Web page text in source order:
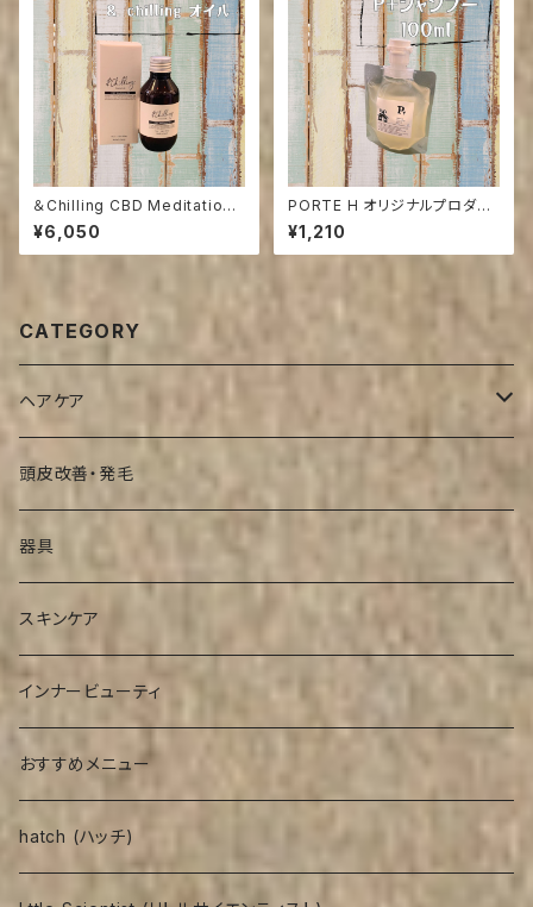
＆Chilling CBD Meditation
トータルオイルトリートメント
¥6,050
PORTE H オリジナルプロダク
ツP+シャンプー 100g
¥1,210
CATEGORY
ヘアケア
シャンプー
インバストリートメント
アウトバストリートメント
頭皮改善・発毛
器具
スキンケア
インナービューティ
おすすめメニュー
hatch (ハッチ)